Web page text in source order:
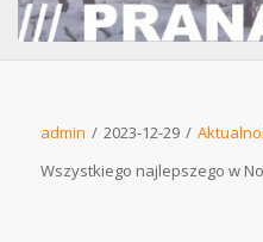
admin / 2023-12-29 /
Wszystkiego najlepszego w